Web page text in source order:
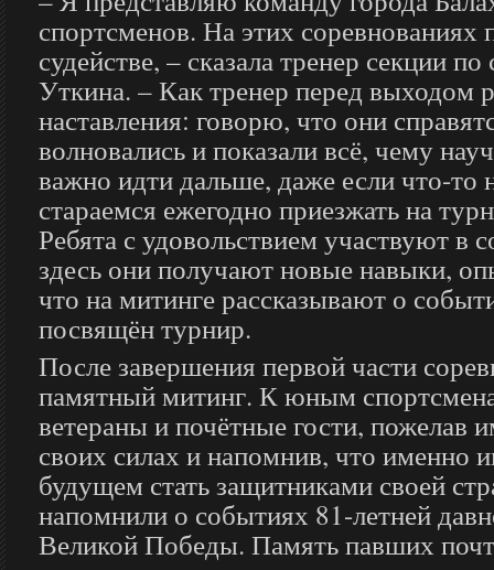
спортсменов. На этих
судействе, – сказала тренер секции
Уткина. – Как тренер перед выходом
наставления: говорю, что они
волновались и показали всё, чему
важно идти дальше, даже если что-
стараемся ежегодно приезжать на
Ребята с удовольствием участвуют в
здесь они получают новые навыки,
что на митинге рассказывают о
посвящён турнир.
После завершения первой части
памятный митинг. К юным
ветераны и почётные гости, пожелав
своих силах и напомнив, что именно
будущем стать защитниками своей
напомнили о событиях 81-летней
Великой Победы. Память павших